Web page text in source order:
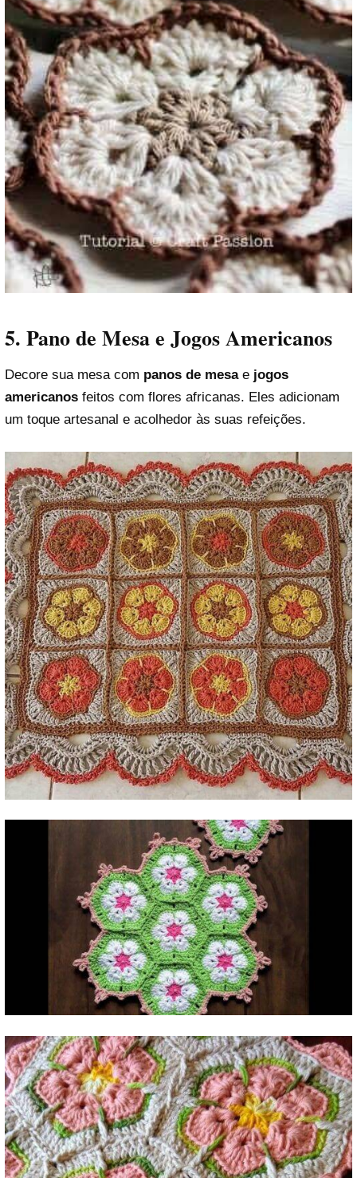
5. Pano de Mesa e Jogos Americanos
Decore sua mesa com panos de mesae jogos
americanos feitos com flores africanas. Eles adicionam
um toque artesanal e acolhedor às suas refeições.